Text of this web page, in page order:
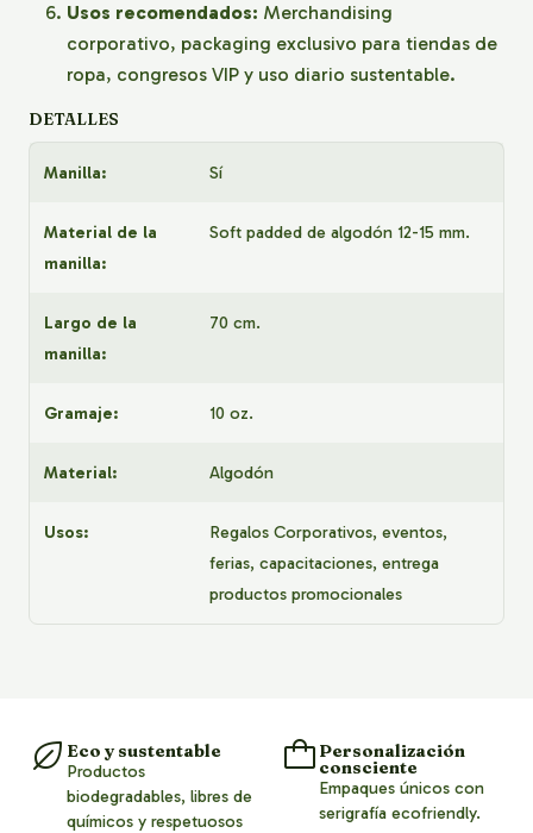
Usos recomendados: Merchandising
corporativo, packaging exclusivo para tiendas de
ropa, congresos VIP y uso diario sustentable.
DETALLES
Manilla: Sí
Material de la
manilla:
Soft padded de algodón 12-15 mm.
Largo de la
manilla:
70 cm.
Gramaje: 10 oz.
Material: Algodón
Usos:
Regalos Corporativos, eventos,
ferias, capacitaciones, entrega
productos promocionales
Eco y sustentable
Productos
biodegradables, libres de
químicos y respetuosos
Personalización
consciente
Empaques únicos con
serigrafía ecofriendly.